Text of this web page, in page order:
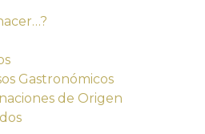
Gastronómicos
de Origen